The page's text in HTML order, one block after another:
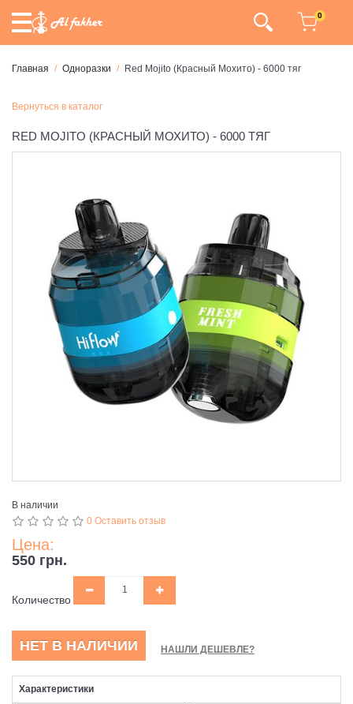
0
Главная Одноразки Red Mojito (Красный Мохито) - 6000 тяг
Вернуться в каталог
RED MOJITO (КРАСНЫЙ МОХИТО) - 6000 ТЯГ
В наличии
0 Оставить отзыв
Цена:
550 грн.
Количество
НЕТ В НАЛИЧИИ НАШЛИ ДЕШЕВЛЕ?
Характеристики